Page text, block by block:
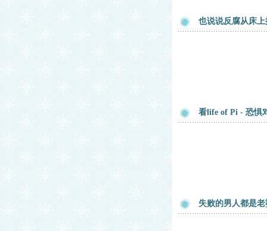
也说说反腐从床上
看life of Pi - 恐惧
失败的男人都是